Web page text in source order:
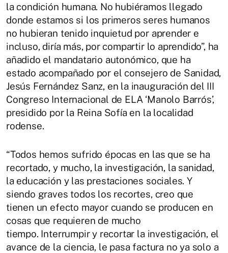
la condición humana. No hubiéramos llegado
donde estamos si los primeros seres humanos
no hubieran tenido inquietud por aprender e
incluso, diría más, por compartir lo aprendido”, ha
añadido el mandatario autonómico, que ha
estado acompañado por el consejero de Sanidad,
Jesús Fernández Sanz, en la inauguración del III
Congreso Internacional de ELA ‘Manolo Barrós’,
presidido por la Reina Sofía en la localidad
rodense.
“Todos hemos sufrido épocas en las que se ha
recortado, y mucho, la investigación, la sanidad,
la educación y las prestaciones sociales. Y
siendo graves todos los recortes, creo que
tienen un efecto mayor cuando se producen en
cosas que requieren de mucho
tiempo. Interrumpir y recortar la investigación, el
avance de la ciencia, le pasa factura no ya solo a